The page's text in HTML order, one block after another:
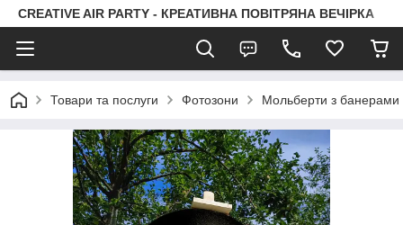
CREATIVE AIR PARTY - КРЕАТИВНА ПОВІТРЯНА ВЕЧІРКА
Товари та послуги Фотозони Мольберти з банерами